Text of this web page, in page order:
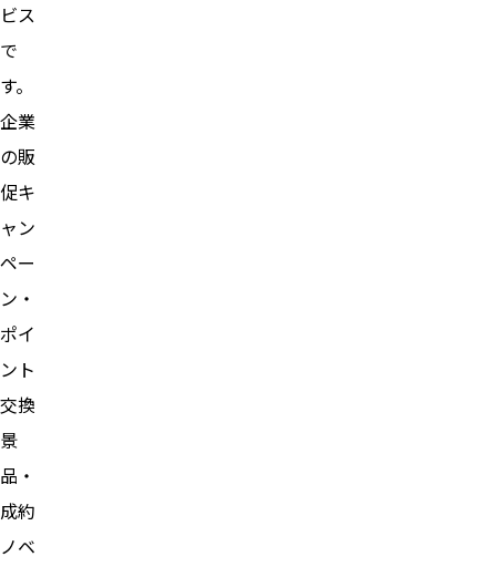
ビス
で
す。
企業
の販
促キ
ャン
ペー
ン・
ポイ
ント
交換
景
品・
成約
ノベ